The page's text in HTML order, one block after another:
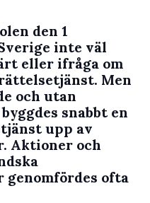
den 1
inte väl
eller ifråga om
Men
och utan
snabbt en
upp av
Aktioner och
ofta